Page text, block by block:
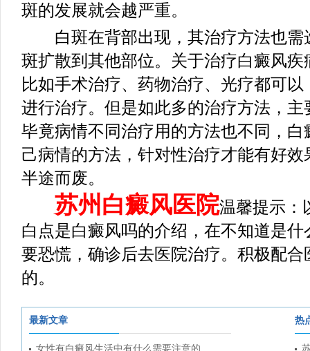
斑的发展就会越严重。
白斑在背部出现，其治疗方法也需
斑扩散到其他部位。关于治疗白癜风
比如手术治疗、药物治疗、光疗都可
进行治疗。但是如此多的治疗方法，
毕竟病情不同治疗用的方法也不同，
己病情的方法，针对性治疗才能有好
半途而废。
苏州白癜风医院温馨提示：
白点是白癜风吗的介绍，在不知道是
要恐慌，确诊后去医院治疗。积极配
的。
最新文章
女性有白癜风生活中有什么需要注意的
热